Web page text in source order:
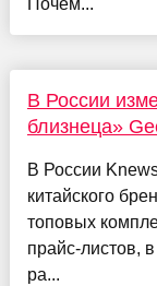
В России
близнеца»
В России
китайского
топовых
прайс-листов,
ра...